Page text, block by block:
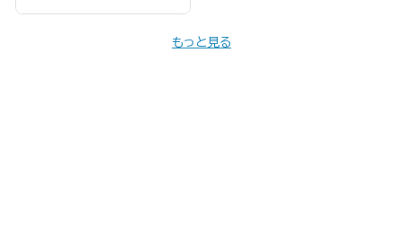
もっと見る